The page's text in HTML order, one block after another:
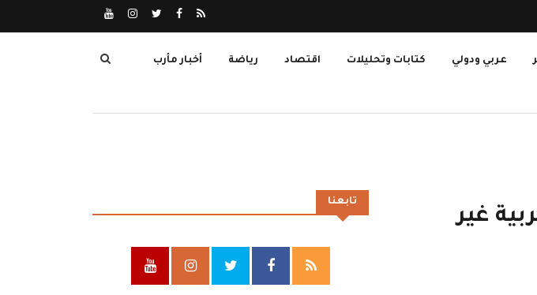
عربي ودولي كتابات وتحليلات اقتصاد رياضة أخبار مأرب
غير
تابعنا